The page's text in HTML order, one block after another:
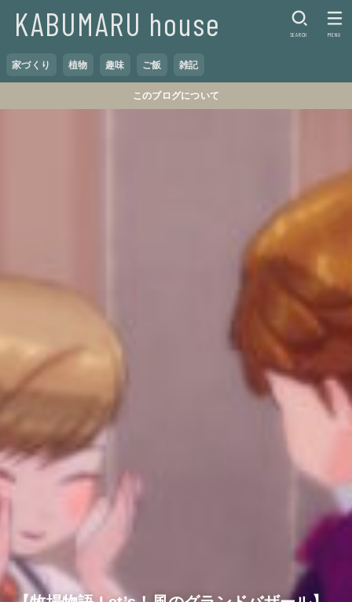
KABUMARU house
家づくり 植物 趣味 ご飯 雑記
SEARCH MENU
このブログについて